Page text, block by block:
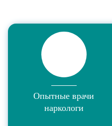
Опытные врачи
наркологи